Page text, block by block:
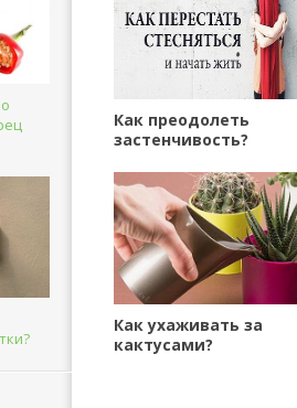
Как преодолеть
застенчивость?
Как ухаживать за
кактусами?